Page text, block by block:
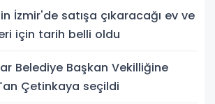
İzmir'de satışa çıkaracağı ev ve
için tarih belli oldu
Belediye Başkan Vekilliğine
Çetinkaya seçildi